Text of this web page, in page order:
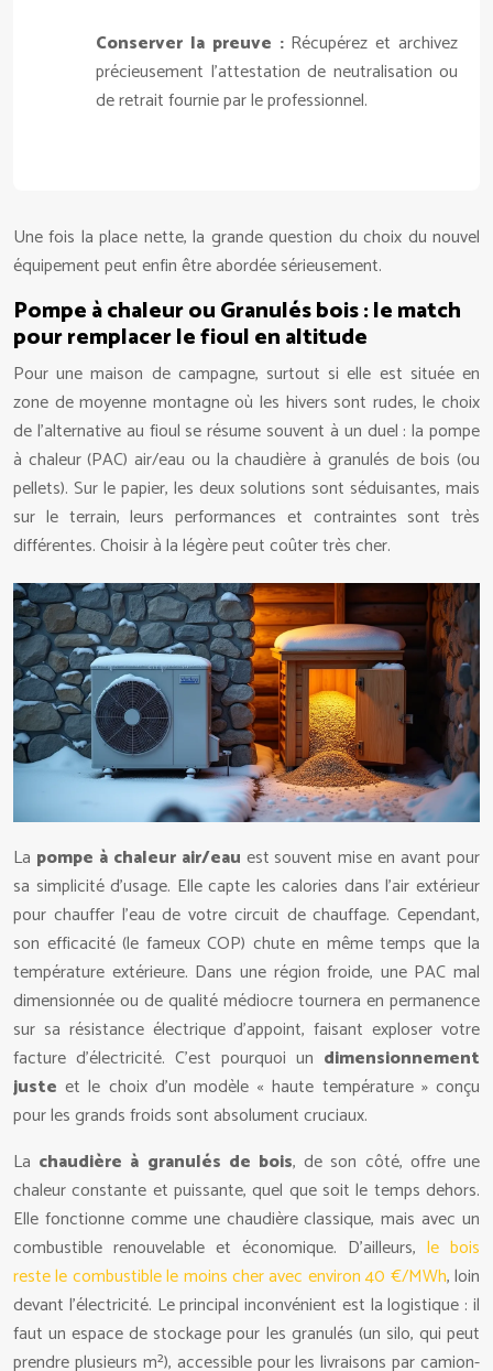
Conserver la preuve :Récupérez et archivez
précieusement l’attestation de neutralisation ou
de retrait fournie par le professionnel.
Une fois la place nette, la grande question du choix du nouvel
équipement peut enfin être abordée sérieusement.
Pompe à chaleur ou Granulés bois : le match
pour remplacer le fioul en altitude
Pour une maison de campagne, surtout si elle est située en
zone de moyenne montagne où les hivers sont rudes, le choix
de l’alternative au fioul se résume souvent à un duel : la pompe
à chaleur (PAC) air/eau ou la chaudière à granulés de bois (ou
pellets). Sur le papier, les deux solutions sont séduisantes, mais
sur le terrain, leurs performances et contraintes sont très
différentes. Choisir à la légère peut coûter très cher.
La pompe à chaleur air/eau est souvent mise en avant pour
sa simplicité d’usage. Elle capte les calories dans l’air extérieur
pour chauffer l’eau de votre circuit de chauffage. Cependant,
son efficacité (le fameux COP) chute en même temps que la
température extérieure. Dans une région froide, une PAC mal
dimensionnée ou de qualité médiocre tournera en permanence
sur sa résistance électrique d’appoint, faisant exploser votre
facture d’électricité. C’est pourquoi un dimensionnement
juste et le choix d’un modèle « haute température » conçu
pour les grands froids sont absolument cruciaux.
La chaudière à granulés de bois, de son côté, offre une
chaleur constante et puissante, quel que soit le temps dehors.
Elle fonctionne comme une chaudière classique, mais avec un
combustible renouvelable et économique. D’ailleurs, le bois
reste le combustible le moins cher avec environ 40 €/MWh, loin
devant l’électricité. Le principal inconvénient est la logistique : il
faut un espace de stockage pour les granulés (un silo, qui peut
prendre plusieurs m²), accessible pour les livraisons par camion-